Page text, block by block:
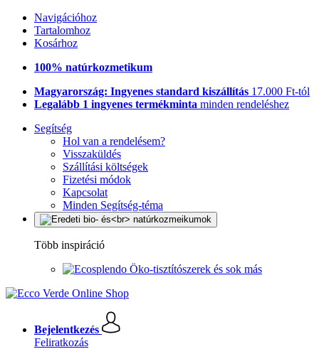
Navigációhoz
Tartalomhoz
Kosárhoz
100% natúrkozmetikum
Magyarország: Ingyenes standard kiszállítás 17.000 Ft-tól
Legalább 1 ingyenes termékminta minden rendeléshez
Segítség
Hol van a rendelésem?
Visszaküldés
Szállítási költségek
Fizetési módok
Kapcsolat
Minden Segítség-téma
Több inspiráció
Öko-tisztítószerek és sok más
Bejelentkezés
Feliratkozás